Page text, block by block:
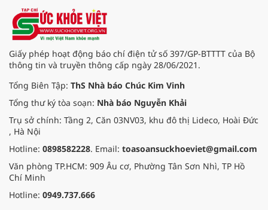
Giấy phép hoạt động báo chí điện tử số 397/GP-BTTTT của Bộ
thông tin và truyền thông cấp ngày 28/06/2021.
Tổng Biên Tập: ThS Nhà báo Chúc Kim Vinh
Tổng thư ký tòa soạn: Nhà báo Nguyễn Khải
Trụ sở chính: Tầng 2, Căn 03NV03, khu đô thị Lideco, Hoài Đức
, Hà Nội
Hotline: 0898582228. Email: toasoansuckhoeviet@gmail.com
Văn phòng TP.HCM: 909 Âu cơ, Phường Tân Sơn Nhì, TP Hồ
Chí Minh
Hotline: 0949.737.666